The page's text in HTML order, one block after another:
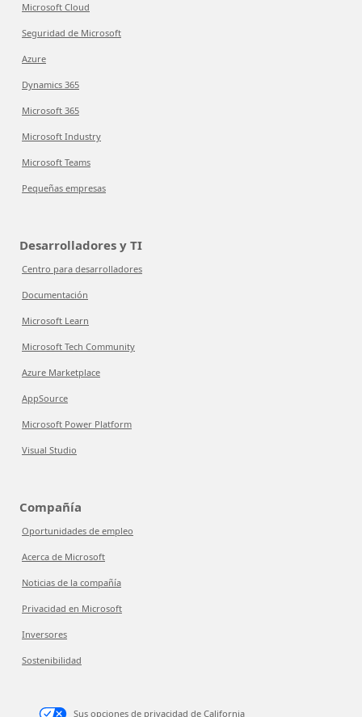
Microsoft Cloud
Seguridad de Microsoft
Azure
Dynamics 365
Microsoft 365
Microsoft Industry
Microsoft Teams
Pequeñas empresas
Desarrolladores y TI
Centro para desarrolladores
Documentación
Microsoft Learn
Microsoft Tech Community
Azure Marketplace
AppSource
Microsoft Power Platform
Visual Studio
Compañía
Oportunidades de empleo
Acerca de Microsoft
Noticias de la compañía
Privacidad en Microsoft
Inversores
Sostenibilidad
Sus opciones de privacidad de California